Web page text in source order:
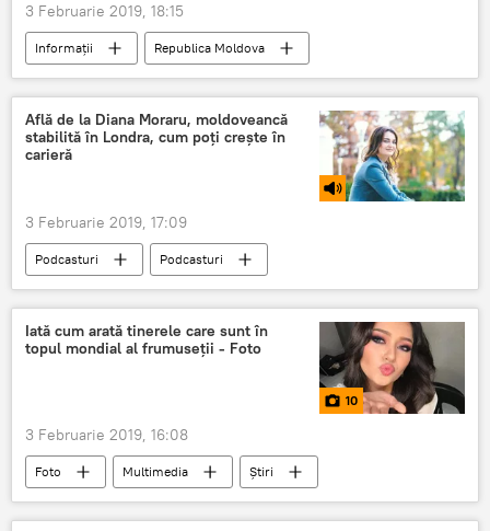
3 Februarie 2019, 18:15
Informații
Republica Moldova
Podcasturi
Podcasturi
carduri bancare
colecție
Colecționar
pasiune Hobby
Află de la Diana Moraru, moldoveancă
stabilită în Londra, cum poți crește în
carieră
3 Februarie 2019, 17:09
Podcasturi
Podcasturi
Republica Moldova
Societate
carieră
moldoveancă
serviciu
job
loc de muncă
Iată cum arată tinerele care sunt în
topul mondial al frumuseții - Foto
10
3 Februarie 2019, 16:08
Foto Multimedia
Știri
tinere
top mondial